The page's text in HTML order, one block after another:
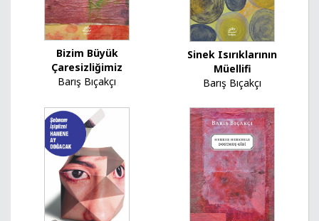
Bizim Büyük
Çaresizliğimiz
Barış Bıçakçı
Sinek Isırıklarının
Müellifi
Barış Bıçakçı